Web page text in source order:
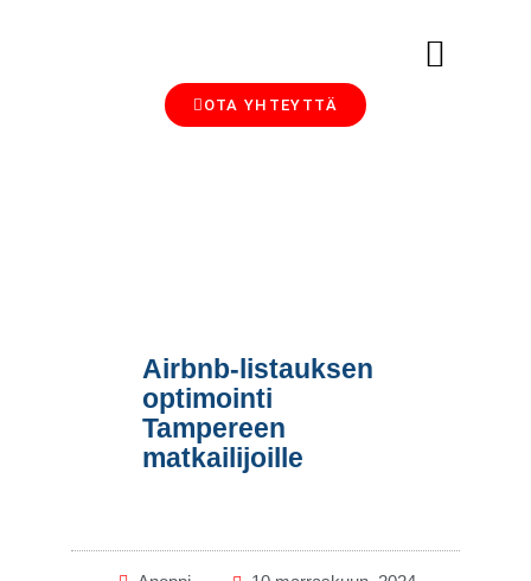
OTA YHTEYTTÄ
Airbnb-listauksen
optimointi
Tampereen
matkailijoille